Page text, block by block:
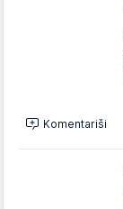
Komentariši